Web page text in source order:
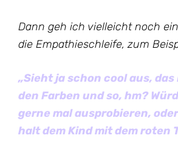
Dann geh ich vielleicht noch
die Empathieschleife, zum
„Sieht ja schon cool aus,
den Farben und so, hm?
gerne mal ausprobieren,
halt dem Kind mit dem roten